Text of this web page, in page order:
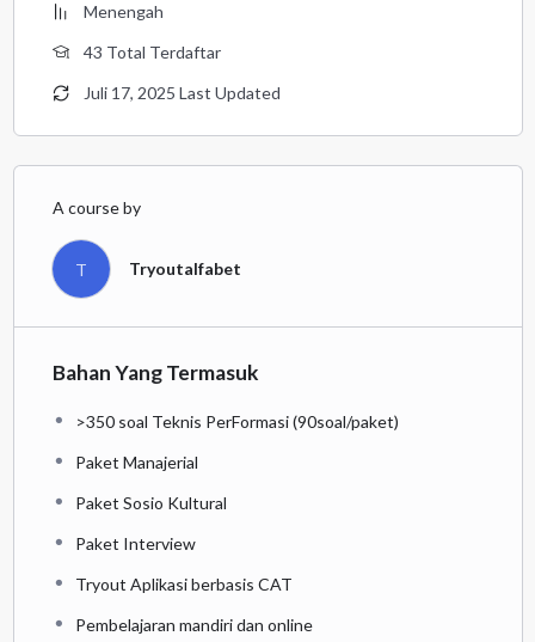
Menengah
43 Total Terdaftar
Juli 17, 2025 Last Updated
A course by
T Tryoutalfabet
Bahan Yang Termasuk
>350 soal Teknis PerFormasi (90soal/paket)
Paket Manajerial
Paket Sosio Kultural
Paket Interview
Tryout Aplikasi berbasis CAT
Pembelajaran mandiri dan online